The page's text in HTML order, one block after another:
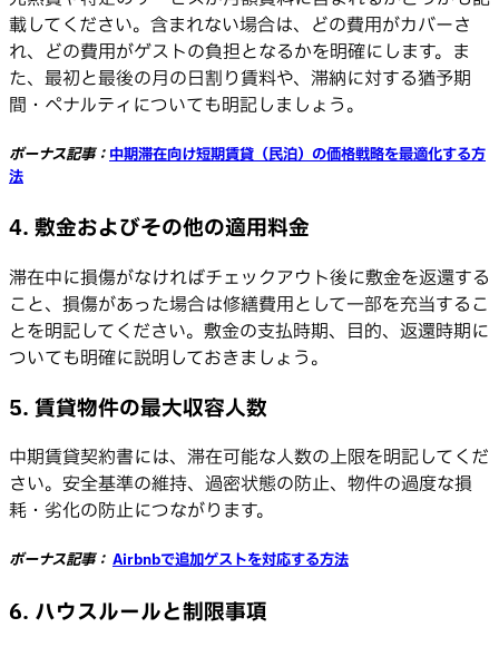
載してください。含まれない場合は、どの費用がカバーさ
れ、どの費用がゲストの負担となるかを明確にします。ま
た、最初と最後の月の日割り賃料や、滞納に対する猶予期
間・ペナルティについても明記しましょう。
ボーナス記事： 中期滞在向け短期賃貸（民泊）の価格戦略を最適化する方
法
4. 敷金およびその他の適用料金
滞在中に損傷がなければチェックアウト後に敷金を返還する
こと、損傷があった場合は修繕費用として一部を充当するこ
とを明記してください。敷金の支払時期、目的、返還時期に
ついても明確に説明しておきましょう。
5. 賃貸物件の最大収容人数
中期賃貸契約書には、滞在可能な人数の上限を明記してくだ
さい。安全基準の維持、過密状態の防止、物件の過度な損
耗・劣化の防止につながります。
ボーナス記事： Airbnbで追加ゲストを対応する方法
6. ハウスルールと制限事項